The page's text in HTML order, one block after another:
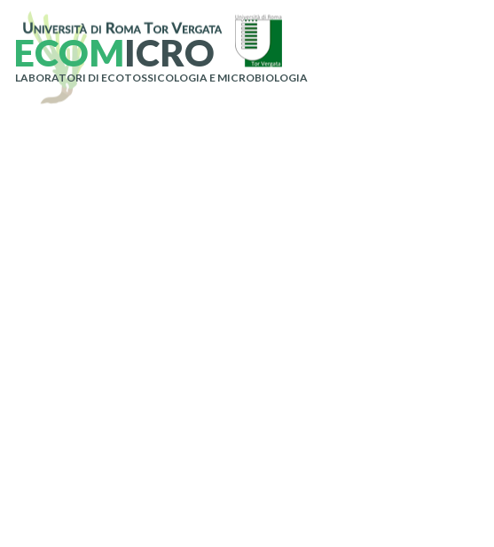
ECOMICRO
LABORATORI DI ECOTOSSICOLOGIA E MICROBIOLOGIA